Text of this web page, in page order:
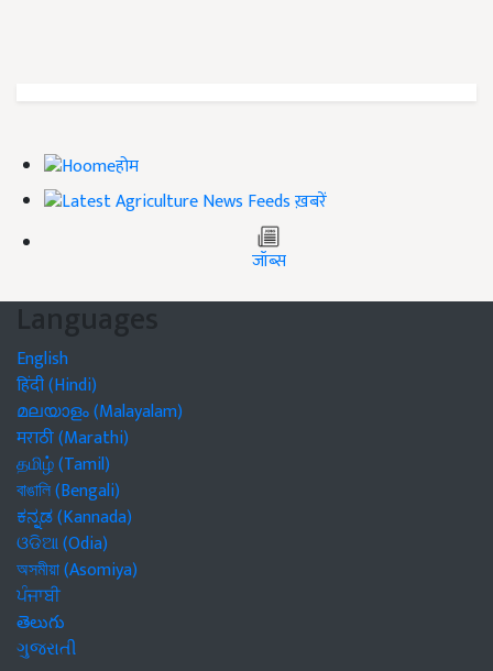
होम
ख़बरें
जॉब्स
Languages
English
हिंदी (Hindi)
മലയാളം (Malayalam)
मराठी (Marathi)
தமிழ் (Tamil)
বাঙালি (Bengali)
ಕನ್ನಡ (Kannada)
ଓଡିଆ (Odia)
অসমীয়া (Asomiya)
ਪੰਜਾਬੀ
తెలుగు
ગુજરાતી